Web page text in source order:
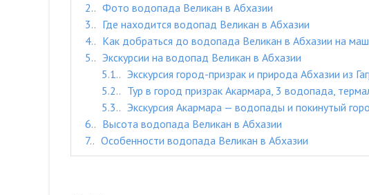
2.
Фото водопада Великан в Абхазии
3.
Где находится водопад Великан в Абхазии
4.
Как добраться до водопада Великан в Абхазии на
5.
Экскурсии на водопад Великан в Абхазии
5.1.
Экскурсия город-призрак и природа Абхазии из
5.2.
Тур в город призрак Акармара, 3 водопада,
5.3.
Экскурсия Акармара — водопады и покинутый
6.
Высота водопада Великан в Абхазии
7.
Особенности водопада Великан в Абхазии